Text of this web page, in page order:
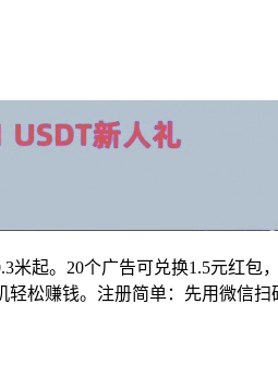
起。20个广告可兑换1.5元红
松赚钱。注册简单：先用微信